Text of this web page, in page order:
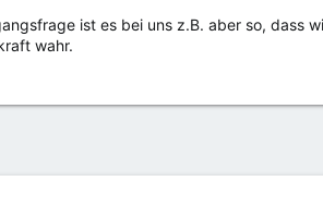
ist es bei uns z.B. aber so, dass
wahr.